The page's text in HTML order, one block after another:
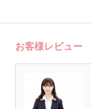
お客様レビュー